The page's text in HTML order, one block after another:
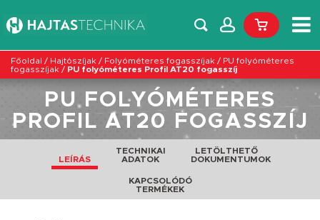
Főoldal / Hajtószíjak / Folyóméteres fogasszíjak / PU folyóméteres
fogasszíjak / PU folyóméteres Profil AT20 fogasszíj
PU FOLYÓMÉTERES
PROFIL AT20 FOGASSZÍJ
LEÍRÁS
TECHNIKAI
ADATOK
LETÖLTHETŐ
DOKUMENTUMOK
KAPCSOLÓDÓ
TERMÉKEK